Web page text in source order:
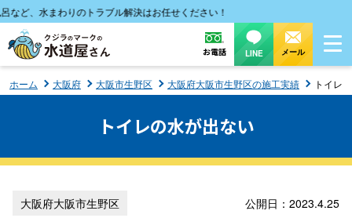
、水まわりのトラブル解決はお任せください！
お電話 LINE メール
ホーム 大阪府 大阪市生野区 大阪府大阪市生野区の施工実績 トイレ
トイレの水が出ない
大阪府大阪市生野区 公開日：2023.4.25